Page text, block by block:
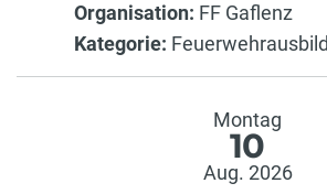
Organisation: FF Gaflenz
Kategorie:
Montag
10
Aug. 2026